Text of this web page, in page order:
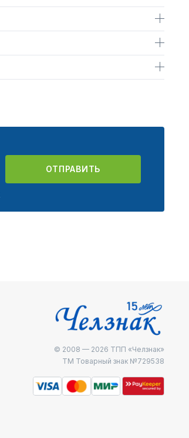
ОТПРАВИТЬ
© 2008 — 2026 ТПП «Челзнак»
ТМ Товарный знак №729538